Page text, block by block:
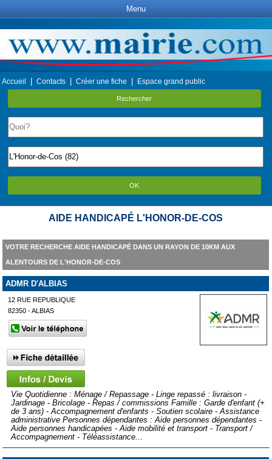
Menu
Accueil Contacts Créer une fiche Espace grand public
Rechercher
OK
AIDE HANDICAPÉ L'HONOR-DE-COS
VOTRE RECHERCHE AIDE HANDICAPÉ DANS UN RAYON DE 10KM AUX
ALENTOURS DE L'HONOR-DE-COS
ADMR D'ALBIAS
12 RUE REPUBLIQUE
82350 - ALBIAS
Vie Quotidienne : Ménage / Repassage - Linge repassé : livraison -
Jardinage - Bricolage - Repas / commissions Famille : Garde d'enfant (+
de 3 ans) - Accompagnement d'enfants - Soutien scolaire - Assistance
administrative Personnes dépendantes : Aide personnes dépendantes -
Aide personnes handicapées - Aide mobilité et transport - Transport /
Accompagnement - Téléassistance...